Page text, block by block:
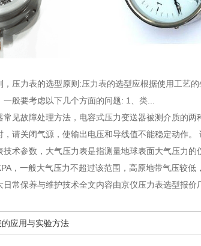
，压力表的选型原则:压力表的选型应根据使用工艺
般要考虑以下几个方面的问题: 1、类...
常见故障处理方法 ，电容式压力变送器被测介质的
请关闭气源，使输出电压和导线值不能稳定动作。
技术参数 ，大气压力表是指测量地球表面大气压力
，一般大气压力不超过该范围，高原地带气压较低
日常保养与维护技术全文内容由京仪压力表选型报价
应用与实验方法